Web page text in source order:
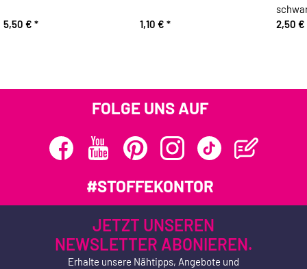
5,50 € * 1,10 € *
2,50 €
FOLGE UNS AUF
#STOFFEKONTOR
JETZT UNSEREN
NEWSLETTER ABONIEREN.
Erhalte unsere Nähtipps, Angebote und